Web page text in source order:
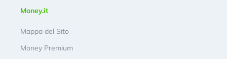
Money.it
Mappa del Sito
Money Premium